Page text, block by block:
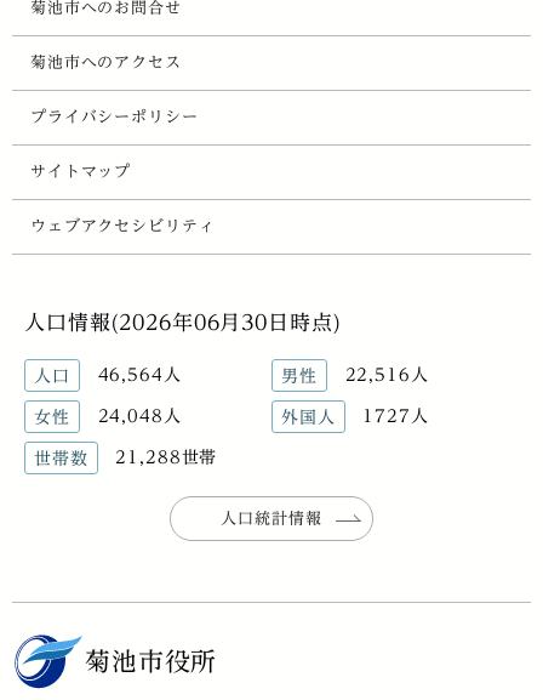
菊池市へのお問合せ
菊池市へのアクセス
プライバシーポリシー
サイトマップ
ウェブアクセシビリティ
人口情報(2026年06月30日時点)
人口 46,564人 男性 22,516人
女性 24,048人 外国人 1727人
世帯数 21,288世帯
人口統計情報
菊池市役所